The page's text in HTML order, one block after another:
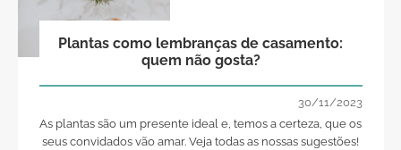
Plantas como lembranças de casamento:
quem não gosta?
30/11/2023
As plantas são um presente ideal e, temos a certeza, que os
seus convidados vão amar. Veja todas as nossas sugestões!